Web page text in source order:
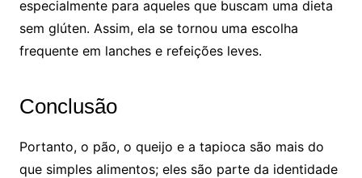
especialmente para aqueles que buscam uma dieta
sem glúten. Assim, ela se tornou uma escolha
frequente em lanches e refeições leves.
Conclusão
Portanto, o pão, o queijo e a tapioca são mais do
que simples alimentos; eles são parte da identidade